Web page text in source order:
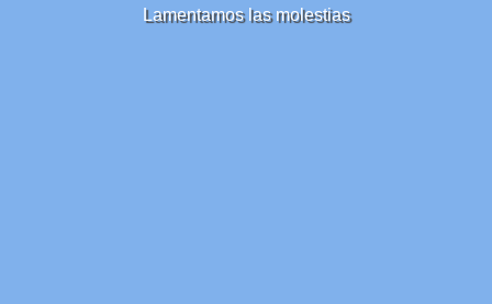
Lamentamos las molestias